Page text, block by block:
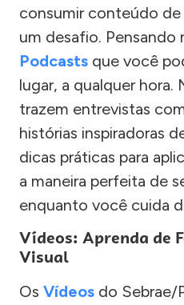
consumir conteúdo
um desafio. Pensando
Podcasts que você
lugar, a qualquer hora.
trazem entrevistas
histórias inspiradoras
dicas práticas para
a maneira perfeita de
enquanto você cuida
Vídeos: Aprenda de
Visual
Os Vídeos do Sebrae/